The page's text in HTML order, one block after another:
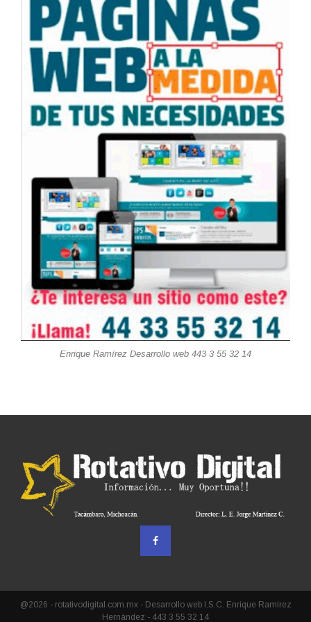
Enrique Ramírez Desarrollo web 443 3 55 32 14
@2026 - rotativodigital.com.mx - Desarrollo web I.S.C. Enrique Ramírez
Hernández - 443 3 55 32 14